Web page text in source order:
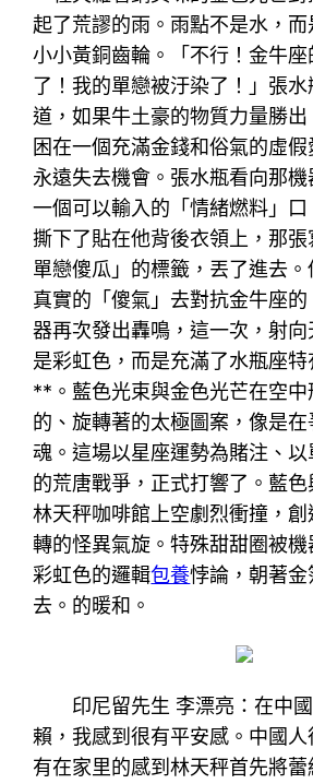
起了荒謬的雨。雨點不是水，
小小黃銅齒輪。「不行！金牛
了！我的單戀被汙染了！」張水
道，如果牛土豪的物質力量勝
困在一個充滿金錢和俗氣的虛
永遠失去機會。張水瓶看向那
一個可以輸入的「情緒燃料」口
撕下了貼在他背後衣領上，那
單戀傻瓜」的標籤，丟了進去
真實的「傻氣」去對抗金牛座
器再次發出轟鳴，這一次，射
是彩虹色，而是充滿了水瓶座
**。藍色光束與金色光芒在空中
的、旋轉著的太極圖案，像是
魂。這場以星座運勢為賭注、
的荒唐戰爭，正式打響了。藍
林天秤咖啡館上空劇烈衝撞，
轉的怪異氣旋。特殊甜甜圈被機
彩虹色的邏輯包養悖論，朝著
去。的暖和。
印尼留先生 李漂亮：在中
賴，我感到很有平安感。中國
有在家里的感到林天秤首先將